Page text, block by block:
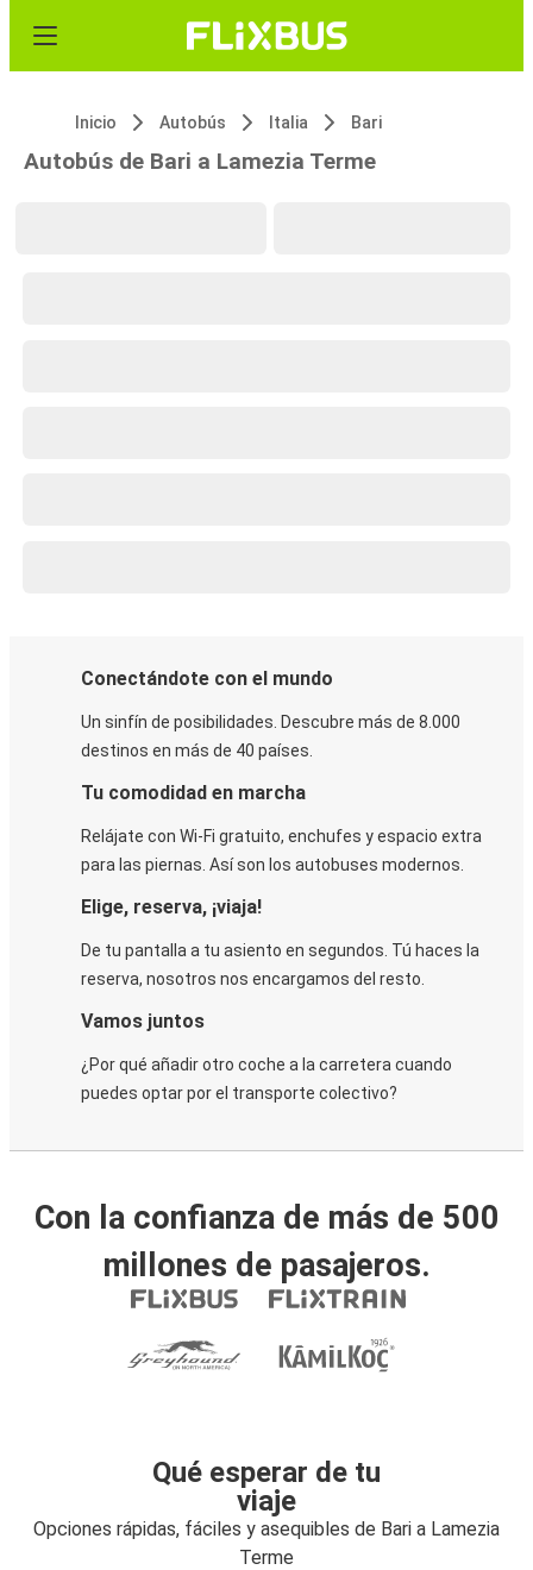
Inicio Autobús Italia Bari
Autobús de Bari a Lamezia Terme
Conectándote con el mundo
Un sinfín de posibilidades. Descubre más de 8.000
destinos en más de 40 países.
Tu comodidad en marcha
Relájate con Wi-Fi gratuito, enchufes y espacio extra
para las piernas. Así son los autobuses modernos.
Elige, reserva, ¡viaja!
De tu pantalla a tu asiento en segundos. Tú haces la
reserva, nosotros nos encargamos del resto.
Vamos juntos
¿Por qué añadir otro coche a la carretera cuando
puedes optar por el transporte colectivo?
Con la confianza de más de 500
millones de pasajeros.
Qué esperar de tu
viaje
Opciones rápidas, fáciles y asequibles de Bari a Lamezia
Terme